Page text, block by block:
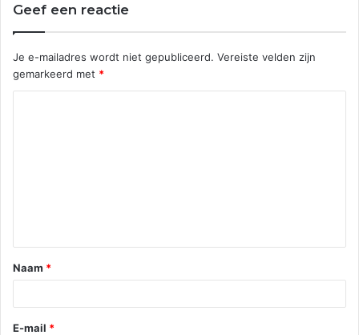
Geef een reactie
Je e-mailadres wordt niet gepubliceerd. Vereiste velden zijn
gemarkeerd met *
Naam *
E-mail *